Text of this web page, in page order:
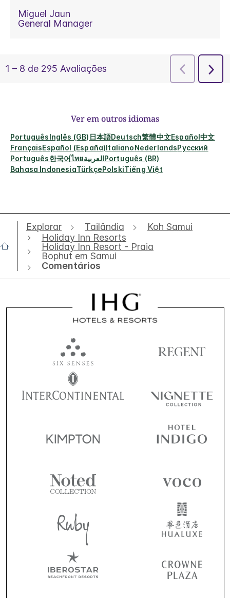
Ver em outros idiomas
PortuguêsInglês (GB) 日本語Deutsch繁體中文Español中文
FrançaisEspañol (España)ItalianoNederlandsРусский
Português한국어ไทยالعربيةPortuguês (BR)
Bahasa IndonesiaTürkçePolskiTiếng Việt
Explorar Tailândia
Koh Samui
Holiday Inn Resorts
Holiday Inn Resort - Praia
Bophut em Samui
Comentários